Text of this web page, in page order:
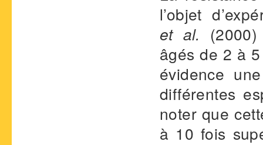
l’objet
et al.
âgés de 2 à
évidence
différentes
noter que
à 10 fois